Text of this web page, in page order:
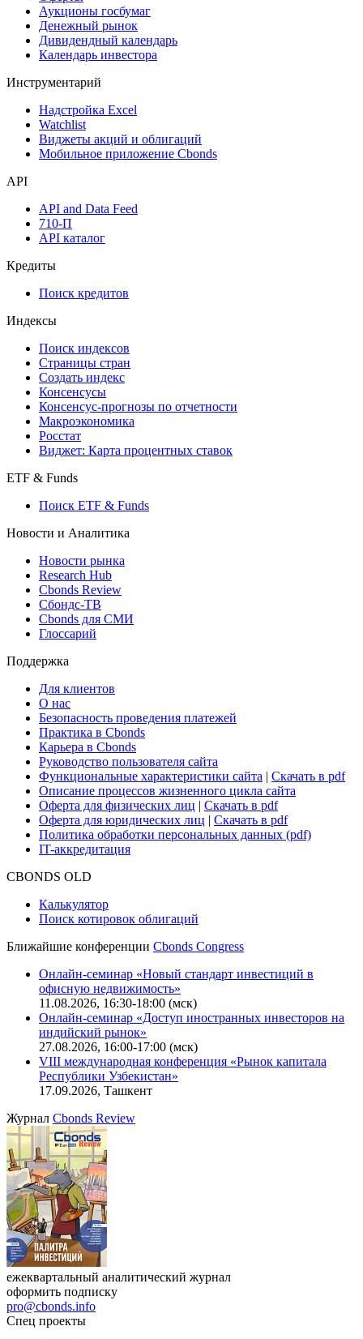
Календарь событий
Дефолты
Размещения
Оферты
Денежный рынок
Календарь инвестора
Инструментарий
Мобильное приложение Cbonds
API
API and Data Feed
API каталог
Кредиты
Поиск кредитов
Индексы
Поиск индексов
Страницы стран
Создать индекс
Консенсусы
Макроэкономика
Виджет: Карта процентных ставок
ETF & Funds
Поиск ETF & Funds
Новости и Аналитика
Новости рынка
Research Hub
Сбондс-ТВ
Глоссарий
Поддержка
Для клиентов
О нас
Безопасность проведения платежей
Практика в Cbonds
Карьера в Cbonds
Руководство пользователя сайта
Функциональные характеристики сайта|Скачать в pdf
Описание процессов жизненного цикла сайта
Оферта для юридических лиц
IT-аккредитация
Поиск котировок облигаций
Ближайшие конференцииCbonds Congress
Онлайн-семинар «Новый стандарт инвестиций в
офисную недвижимость»
11.08.2026, 16:30-18:00 (мск)
Онлайн-семинар «Доступ иностранных инвесторов на
индийский рынок»
VIII международная конференция «Рынок капитала
Республики Узбекистан»
17.09.2026, Ташкент
ЖурналCbonds Review